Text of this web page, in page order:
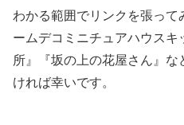
わかる範囲でリンクを張っ
ームデコミニチュアハウス
所』『坂の上の花屋さん』
ければ幸いです。